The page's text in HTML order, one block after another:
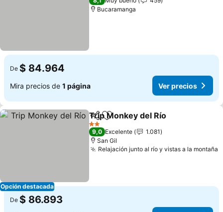
Bucaramanga
De $ 84.964
Mira precios de 1 página Ver precios
Opción destacada
CompartirAgregar a favoritos
Trip Monkey del Río
2 Estrellas
9,0 Excelente
1.081
San Gil
Relajación junto al río y vistas a la montaña
De $ 86.893